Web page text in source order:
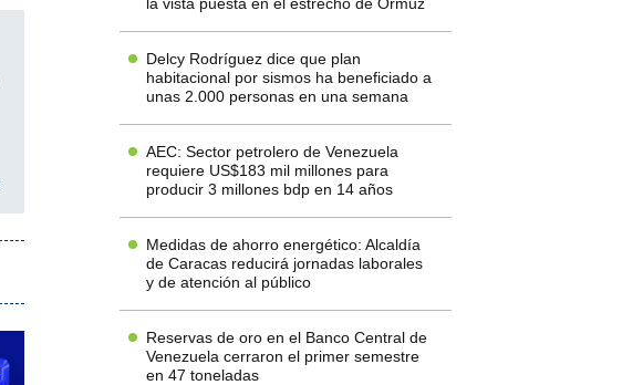
Delcy Rodríguez dice que plan
habitacional por sismos ha beneficiado a
unas 2.000 personas en una semana
AEC: Sector petrolero de Venezuela
requiere US$183 mil millones para
producir 3 millones bdp en 14 años
Medidas de ahorro energético: Alcaldía
de Caracas reducirá jornadas laborales
y de atención al público
Reservas de oro en el Banco Central de
Venezuela cerraron el primer semestre
en 47 toneladas